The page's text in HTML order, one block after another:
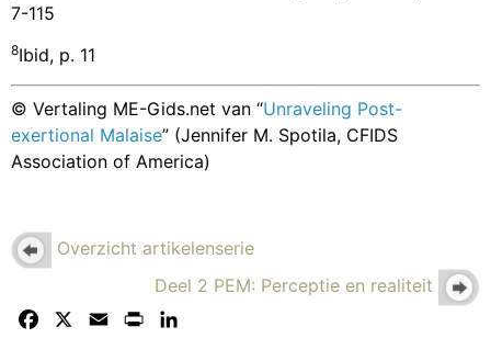
7-115
8Ibid, p. 11
© Vertaling ME-Gids.net van “Unraveling Post-
exertional Malaise” (Jennifer M. Spotila, CFIDS
Association of America)
Overzicht artikelenserie
Deel 2 PEM: Perceptie en realiteit
Facebook Email Print